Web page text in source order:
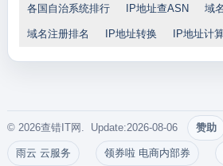
各国自治系统排行 IP地址查ASN 域
域名注册排名 IP地址转换 IP地址计
© 2026查错IT网. Update:2026-08-06 赞助
雨云 云服务 领券啦 电商内部券